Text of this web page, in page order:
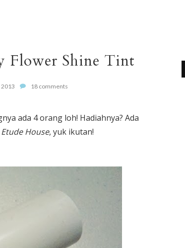
Flower Shine Tint
18 comments
ada 4 orang loh! Hadiahnya? Ada
Etude House, yuk ikutan!